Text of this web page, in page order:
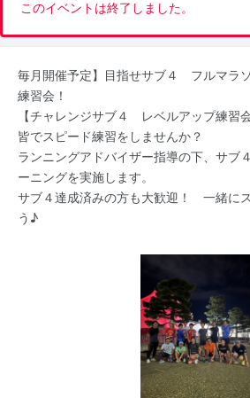
このイベントは終了しました。
毎月開催予定】目指せサブ４ フルマラ
練習会！
【チャレンジサブ４ レベルアップ練習会
皆でスピード練習をしませんか？
ランニングアドバイザー指導の下、サブ
ーニングを実施します。
サブ４達成済みの方も大歓迎！ 一緒に
う♪